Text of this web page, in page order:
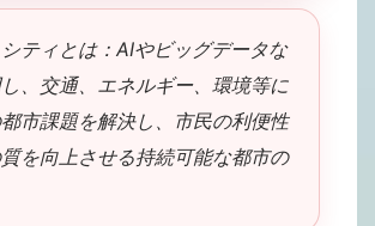
ティとは：AIやビッグデータな
、交通、エネルギー、環境等に
市課題を解決し、市民の利便性
を向上させる持続可能な都市の